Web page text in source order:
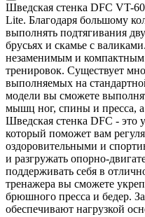
Шведская стенка DFC VT-
Lite. Благодаря большому
выполнять подтягивания
брусьях и скамье с
незаменимым и
тренировок. Существует
выполняемых на
модели вы сможете
мышц ног, спины и пресса,
Шведская стенка DFC - это
который поможет вам
оздоровительными и
и разгружать опорно-
поддерживать себя в
тренажера вы сможете
брюшного пресса и бедер.
обеспечивают нагрузкой